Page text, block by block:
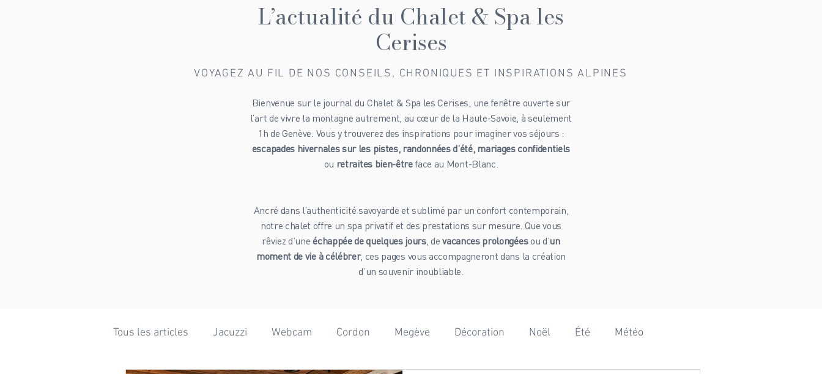
L’actualité du Chalet & Spa les
Cerises
VOYAGEZ AU FIL DE NOS CONSEILS, CHRONIQUES ET INSPIRATIONS ALPINES
Bienvenue sur le journal du Chalet & Spa les Cerises, une fenêtre ouverte sur
l’art de vivre la montagne autrement, au cœur de la Haute-Savoie, à seulement
1h de Genève. Vous y trouverez des inspirations pour imaginer vos séjours :
escapades hivernales sur les pistes, randonnées d’été, mariages confidentiels
ou retraites bien-êtreface au Mont-Blanc.
Ancré dans l’authenticité savoyarde et sublimé par un confort contemporain,
notre chalet offre un spa privatif et des prestations sur mesure. Que vous
rêviez d’une échappée de quelques jours, devacances prolongéesou d’un
moment de vie à célébrer, ces pages vous accompagneront dans la création
d’un souvenir inoubliable.
Tous les articles Jacuzzi Webcam Cordon Megève Décoration Noël Été Météo